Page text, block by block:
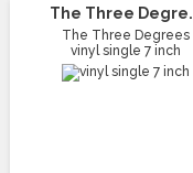
The Three
The Three Degrees
vinyl single 7 inch